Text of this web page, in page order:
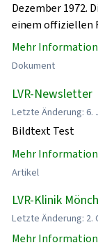
Dezember 1972.
einem offiziellen
Mehr
Dokument
LVR-Newsletter
Letzte Änderung: 6.
Bildtext Test
Mehr
Artikel
LVR-Klinik
Letzte Änderung: 2.
Mehr